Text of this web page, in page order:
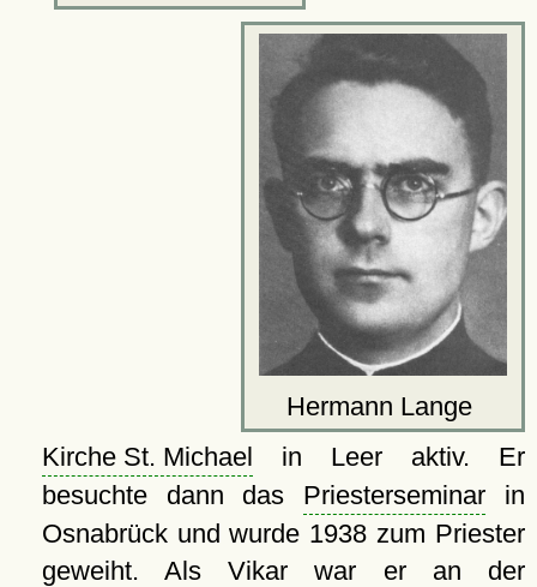
Hermann Lange
Kirche St. Michael in Leer aktiv. Er
besuchte dann das Priesterseminar in
Osnabrück und wurde 1938 zum Priester
geweiht. Als Vikar war er an der